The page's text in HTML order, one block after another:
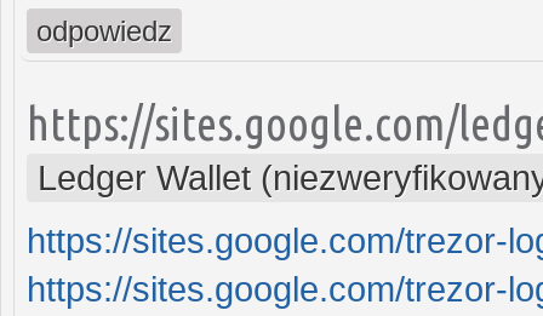
odpowiedz
https://sites.google.com/
Ledger Wallet
https://sites.google.com/trezor-
https://sites.google.com/trezor-